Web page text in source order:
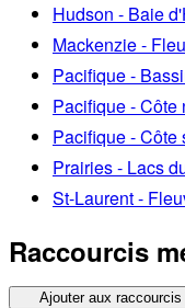
Hudson - Baie
Mackenzie -
Pacifique -
Pacifique - Côte
Pacifique - Côte
Prairies - Lacs
St-Laurent -
Raccourcis
Ajouter aux raccourcis